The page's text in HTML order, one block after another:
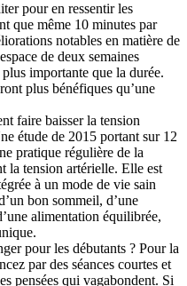
pour en ressentir les
que même 10 minutes par
notables en matière de
de deux semaines
importante que la durée.
plus bénéfiques qu’une
faire baisser la tension
étude de 2015 portant sur 12
pratique régulière de la
la tension artérielle. Elle est
à un mode de vie sain
bon sommeil, d’une
alimentation équilibrée,
pour les débutants ? Pour la
par des séances courtes et
pensées qui vagabondent. Si